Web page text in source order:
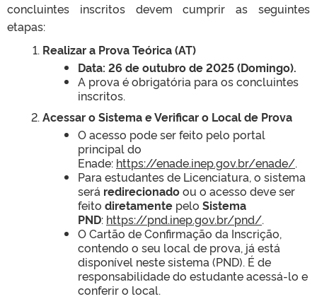
concluintes inscritos devem cumprir as seguintes
etapas:
Realizar a Prova Teórica (AT)
Data: 26 de outubro de 2025 (Domingo).
A prova é obrigatória para os concluintes
inscritos.
Acessar o Sistema e Verificar o Local de Prova
O acesso pode ser feito pelo portal
principal do
Enade: https://enade.inep.gov.br/enade/.
Para estudantes de Licenciatura, o sistema
será redirecionadoou o acesso deve ser
feito diretamente pelo Sistema
PND: https://pnd.inep.gov.br/pnd/.
O Cartão de Confirmação da Inscrição,
contendo o seu local de prova, já está
disponível neste sistema (PND). É de
responsabilidade do estudante acessá-lo e
conferir o local.